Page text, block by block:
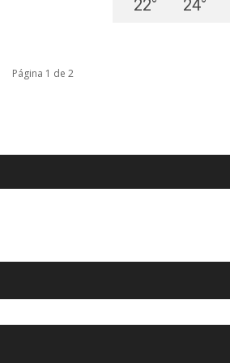
Página 1 de 2
22° 24°